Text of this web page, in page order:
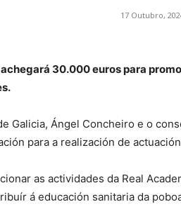
17 Outubro,
30.000 euros para
Galicia, Ángel Concheiro e o
para a realización de
as actividades da Real
á educación sanitaria da